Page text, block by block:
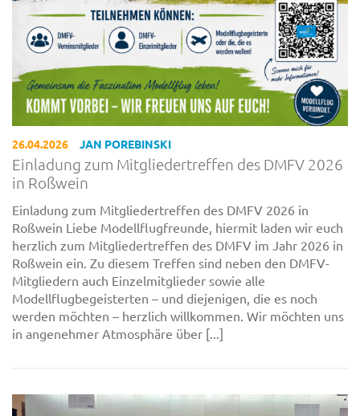
26.04.2026 JAN POREBINSKI
Einladung zum Mitgliedertreffen des DMFV 2026
in Roßwein
Einladung zum Mitgliedertreffen des DMFV 2026 in
Roßwein Liebe Modellflugfreunde, hiermit laden wir euch
herzlich zum Mitgliedertreffen des DMFV im Jahr 2026 in
Roßwein ein. Zu diesem Treffen sind neben den DMFV-
Mitgliedern auch Einzelmitglieder sowie alle
Modellflugbegeisterten – und diejenigen, die es noch
werden möchten – herzlich willkommen. Wir möchten uns
in angenehmer Atmosphäre über [...]